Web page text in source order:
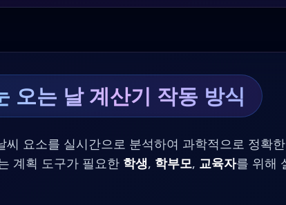
오는 날 계산기 작동 방식
씨 요소를 실시간으로 분석하여 과학적으로 정확한
계획 도구가 필요한 학생, 학부모, 교육자를 위해